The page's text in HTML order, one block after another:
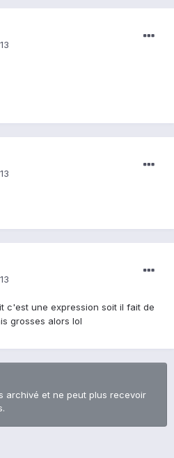
c'est une expression soit il fait de
grosses alors lol
archivé et ne peut plus recevoir